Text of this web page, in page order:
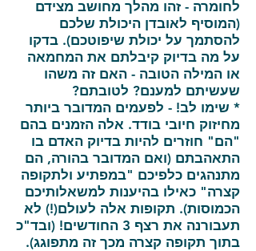
לחומרה - זהו מהלך מחושב מצידם
(המוסיף לאובדן היכולת שלכם
להסתמך על יכולת שיפוטכם). בדקו
על מה בדיוק קיבלתם את המחמאה
או המילה הטובה - האם זה משהו
שעשיתם למענם? לטובתם?
* שימו לב! - לפעמים המדובר ביותר
מחיזוק חיובי בודד. אלה הזמנים בהם
"הם" חוזרים להיות בדיוק האדם בו
התאהבתם (ואם המדובר בהורה, הם
מתנהגים כלפיכם "במפתיע ולתקופה
קצרה" כאילו בהיענות למשאלותיכם
הכמוסות). תקופות אלה לעולם(!) לא
תעבורנה את רצף 3 החודשים! (ובד"כ
בתוך תקופה קצרה מכך זה מתפוגג).